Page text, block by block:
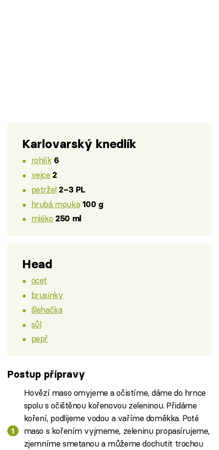
Karlovarský knedlík
rohlík 6
vejce 2
petržel 2–3 PL
hrubá mouka 100 g
mléko 250 ml
Head
ocet
brusinky
šlehačka
sůl
pepř
Postup přípravy
Hovězí maso omyjeme a očistíme, dáme do hrnce
spolu s očištěnou kořenovou zeleninou. Přidáme
koření, podlijeme vodou a vaříme doměkka. Poté
maso s kořením vyjmeme, zeleninu propasírujeme,
zjemníme smetanou a můžeme dochutit trochou